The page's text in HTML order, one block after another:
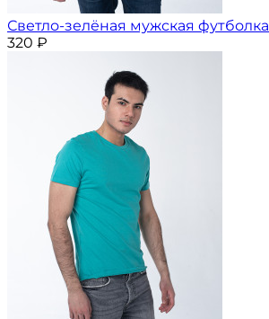
Светло-зелёная мужская футболка
320 ₽